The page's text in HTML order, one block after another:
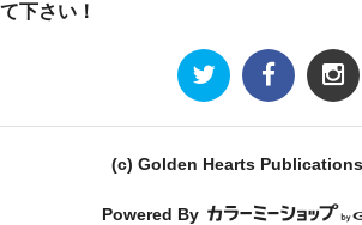
て下さい！
(c) Golden Hearts
Powered By